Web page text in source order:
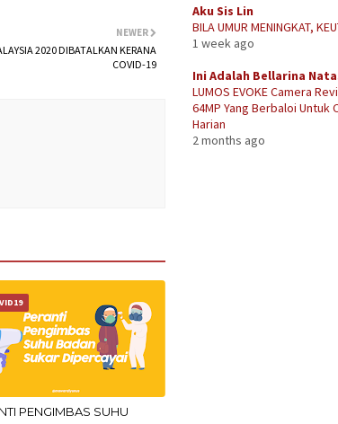
NEWER
2020 DIBATALKAN KERANA
COVID-19
PENGIMBAS SUHU
Aku Sis Lin
BILA UMUR MENINGKAT,
1 week ago
Ini Adalah Bellarina
LUMOS EVOKE Camera
64MP Yang Berbaloi
Harian
2 months ago